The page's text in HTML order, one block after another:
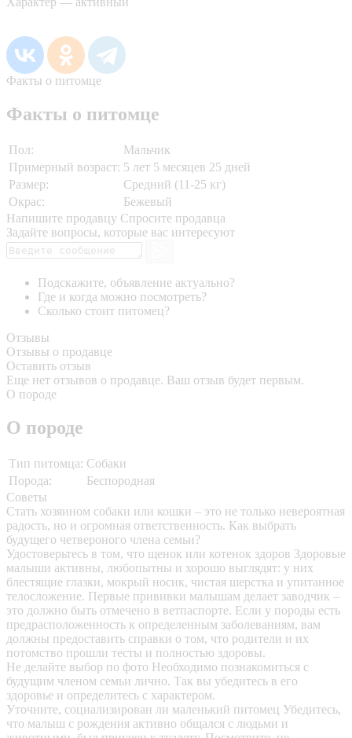
Факты о питомце
Факты о питомце
Пол:
Мальчик
Примерный возраст: 5 лет 5 месяцев 25 дней
Размер:
Средний (11-25 кг)
Окрас:
Бежевый
Напишите продавцу Спросите продавца
Задайте вопросы, которые вас интересуют
Подскажите, объявление актуально?
Где и когда можно посмотреть?
Сколько стоит питомец?
Отзывы
Отзывы о продавце
Оставить отзыв
Еще нет отзывов о продавце. Ваш отзыв будет первым.
О породе
О породе
Тип питомца: Собаки
Порода:
Беспородная
Советы
Стать хозяином собаки или кошки – это не только невероятная
радость, но и огромная ответственность. Как выбрать
будущего четвероного члена семьи?
Удостоверьтесь в том, что щенок или котенок здоров Здоровые
малыши активны, любопытны и хорошо выглядят: у них
блестящие глазки, мокрый носик, чистая шерстка и упитанное
телосложение. Первые прививки малышам делает заводчик –
это должно быть отмечено в ветпаспорте. Если у породы есть
предрасположенность к определенным заболеваниям, вам
должны предоставить справки о том, что родители и их
потомство прошли тесты и полностью здоровы.
Не делайте выбор по фото Необходимо познакомиться с
будущим членом семьи лично. Так вы убедитесь в его
здоровье и определитесь с характером.
Уточните, социализирован ли маленький питомец Убедитесь,
что малыш с рождения активно общался с людьми и